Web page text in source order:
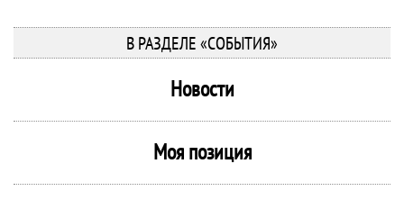
В РАЗДЕЛЕ «СОБЫТИЯ»
Новости
Моя позиция